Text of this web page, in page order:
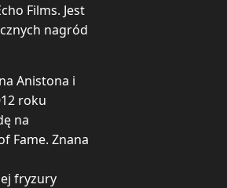
Films. Jest
nagród
Anistona i
roku
na
Fame. Znana
fryzury